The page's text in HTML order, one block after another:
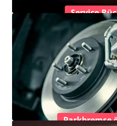
Service-
Parkbremse